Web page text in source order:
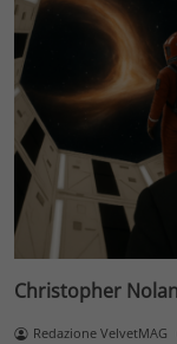
Christopher
Redazione VelvetMAG